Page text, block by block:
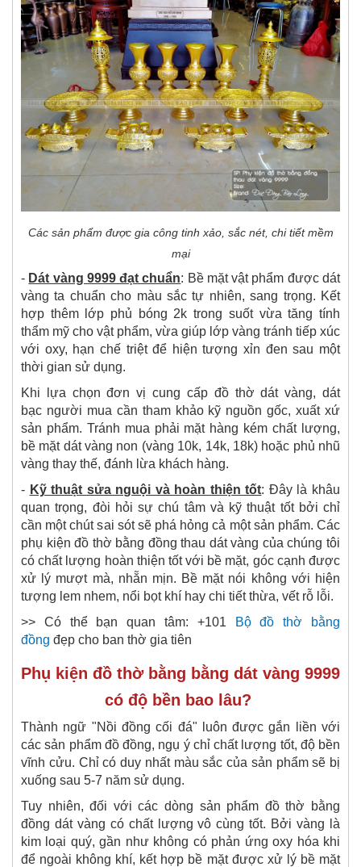
Các sản phẩm được gia công tinh xảo, sắc nét, chi tiết mềm
mại
- Dát vàng 9999 đạt chuẩn: Bề mặt vật phẩm được dát
vàng ta chuẩn cho màu sắc tự nhiên, sang trọng. Kết
hợp thêm lớp phủ bóng 2k trong suốt vừa tăng tính
thẩm mỹ cho vật phẩm, vừa giúp lớp vàng tránh tiếp xúc
với oxy, hạn chế triệt để hiện tượng xỉn đen sau một
thời gian sử dụng.
Khi lựa chọn đơn vị cung cấp đồ thờ dát vàng, dát
bạc người mua cần tham khảo kỹ nguồn gốc, xuất xứ
sản phẩm. Tránh mua phải mặt hàng kém chất lượng,
bề mặt dát vàng non (vàng 10k, 14k, 18k) hoặc phủ nhũ
vàng thay thế, đánh lừa khách hàng.
- Kỹ thuật sửa nguội và hoàn thiện tốt: Đây là khâu
quan trọng, đòi hỏi sự chú tâm và kỹ thuật tốt bởi chỉ
cần một chút sai sót sẽ phá hỏng cả một sản phẩm. Các
phụ kiện đồ thờ bằng đồng thau dát vàng của chúng tôi
có chất lượng hoàn thiện tốt với bề mặt, góc cạnh được
xử lý mượt mà, nhẵn mịn. Bề mặt nói không với hiện
tượng lem nhem, nổi bọt khí hay chi tiết thừa, vết rỗ lỗi.
>> Có thể bạn quan tâm: +101
Bộ đồ thờ bằng
đồng đẹp cho ban thờ gia tiên
Phụ kiện đồ thờ bằng bằng dát vàng 9999
có độ bền bao lâu?
Thành ngữ "Nồi đồng cối đá" luôn được gắn liền với
các sản phẩm đồ đồng, ngụ ý chỉ chất lượng tốt, độ bền
vĩnh cửu. Chỉ có duy nhất màu sắc của sản phẩm sẽ bị
xuống sau 5-7 năm sử dụng.
Tuy nhiên, đối với các dòng sản phẩm đồ thờ bằng
đồng dát vàng có chất lượng vô cùng tốt. Bởi vàng là
kim loại quý, gần như không có phản ứng oxy hóa khi
để ngoài không khí, kết hợp bề mặt được xử lý bề mặt